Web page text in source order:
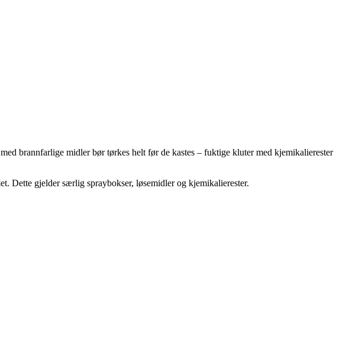
brannfarlige midler bør tørkes helt før de kastes – fuktige kluter med kjemikalierester
Dette gjelder særlig spraybokser, løsemidler og kjemikalierester.